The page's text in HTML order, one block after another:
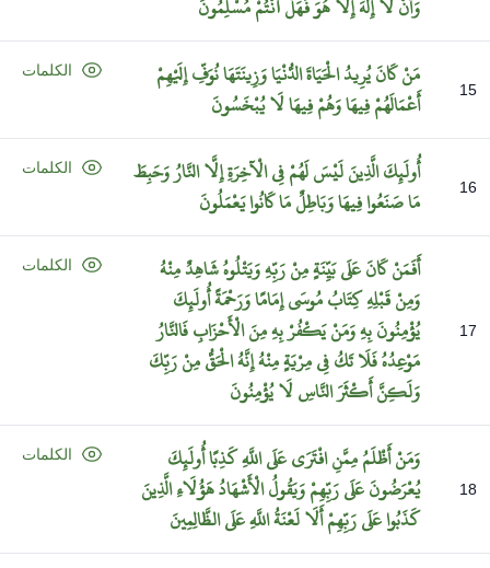
وَأَنْلَاإِلَهَإِلَّاهُوَفَهَلْأَنْتُمْمُسْلِمُونَ
15 مَنْكَانَيُرِيدُالْحَيَاةَالدُّنْيَاوَزِينَتَهَانُوَفِّإِلَيْهِمْ
أَعْمَالَهُمْفِيهَاوَهُمْفِيهَالَايُبْخَسُونَ
الكلمات
16 أُولَئِكَالَّذِينَلَيْسَلَهُمْفِيالْآخِرَةِإِلَّاالنَّارُوَحَبِطَ
مَاصَنَعُوافِيهَاوَبَاطِلٌمَاكَانُوايَعْمَلُونَ
الكلمات
17
أَفَمَنْكَانَعَلَىبَيِّنَةٍمِنْرَبِّهِوَيَتْلُوهُشَاهِدٌمِنْهُ
وَمِنْقَبْلِهِكِتَابُمُوسَىإِمَامًاوَرَحْمَةًأُولَئِكَ
يُؤْمِنُونَبِهِوَمَنْيَكْفُرْبِهِمِنَالْأَحْزَابِفَالنَّارُ
مَوْعِدُهُفَلَاتَكُفِيمِرْيَةٍمِنْهُإِنَّهُالْحَقُّمِنْرَبِّكَ
وَلَكِنَّأَكْثَرَالنَّاسِلَايُؤْمِنُونَ
الكلمات
18
وَمَنْأَظْلَمُمِمَّنِافْتَرَىعَلَىاللَّهِكَذِبًاأُولَئِكَ
يُعْرَضُونَعَلَىرَبِّهِمْوَيَقُولُالْأَشْهَادُهَؤُلَاءِالَّذِينَ
كَذَبُواعَلَىرَبِّهِمْأَلَالَعْنَةُاللَّهِعَلَىالظَّالِمِينَ
الكلمات